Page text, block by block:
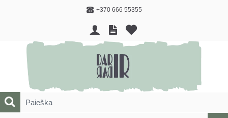
+370 666 55355